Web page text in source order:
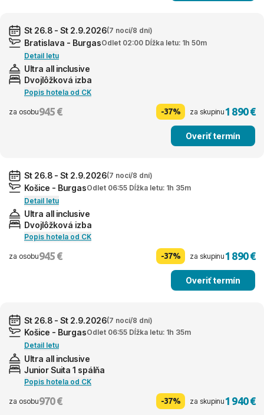
St 26.8 - St 2.9.2026(7 nocí/8 dní)
Bratislava - BurgasOdlet 02:00 Dĺžka letu: 1h 50m
Detail letu
Ultra all inclusive
Dvojlôžková izba
Popis hotela od CK
za osobu945 € -37% za skupinu1 890 €
Overiť termín
St 26.8 - St 2.9.2026(7 nocí/8 dní)
Košice - BurgasOdlet 06:55 Dĺžka letu: 1h 35m
Detail letu
Ultra all inclusive
Dvojlôžková izba
Popis hotela od CK
za osobu945 € -37% za skupinu1 890 €
Overiť termín
St 26.8 - St 2.9.2026(7 nocí/8 dní)
Košice - BurgasOdlet 06:55 Dĺžka letu: 1h 35m
Detail letu
Ultra all inclusive
Junior Suita 1 spálňa
Popis hotela od CK
za osobu970 € -37% za skupinu1 940 €